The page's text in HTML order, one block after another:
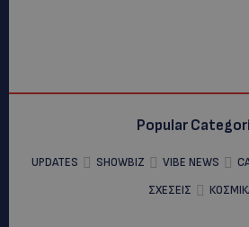
Popular
UPDATES SHOWBIZ VIBE NEWS
ΣΧΕΣΕΙΣ